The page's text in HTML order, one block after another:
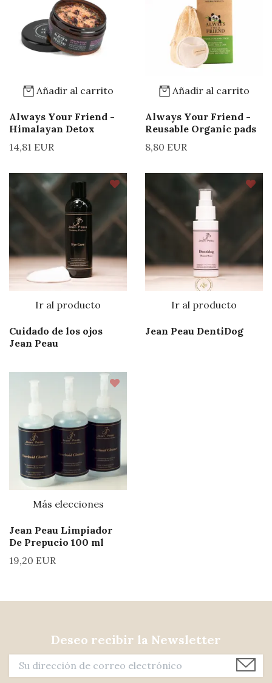
Añadir al carrito
Always Your Friend -
Himalayan Detox
14,81 EUR
Añadir al carrito
Always Your Friend -
Reusable Organic pads
8,80 EUR
Ir al producto
Cuidado de los ojos
Jean Peau
Ir al producto
Jean Peau DentiDog
Más elecciones
Jean Peau Limpiador
De Prepucio 100 ml
19,20 EUR
Deseo recibir la Newsletter